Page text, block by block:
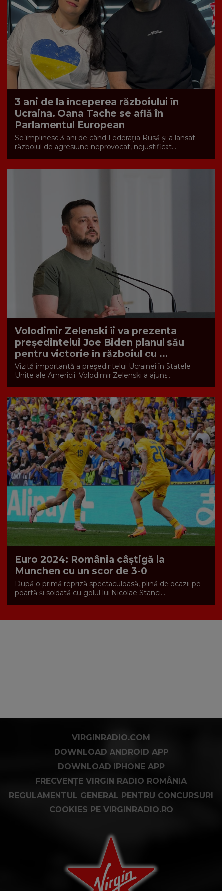
3 ani de la începerea războiului în
Ucraina. Oana Tache se află în
Parlamentul European
Se împlinesc 3 ani de când Federația Rusă și-a lansat
războiul de agresiune neprovocat, nejustificat...
Volodimir Zelenski îi va prezenta
președintelui Joe Biden planul său
pentru victorie în războiul cu ...
Vizită importantă a președintelui Ucrainei în Statele
Unite ale Americii. Volodimir Zelenski a ajuns...
Euro 2024: România câștigă la
Munchen cu un scor de 3-0
După o primă repriză spectaculoasă, plină de ocazii pe
poartă și soldată cu golul lui Nicolae Stanci...
VIRGINRADIO.COM
DOWNLOAD ANDROID APP
DOWNLOAD IPHONE APP
FRECVENȚE VIRGIN RADIO ROMÂNIA
REGULAMENTUL GENERAL PENTRU CONCURSURI
COOKIES PE VIRGINRADIO.RO